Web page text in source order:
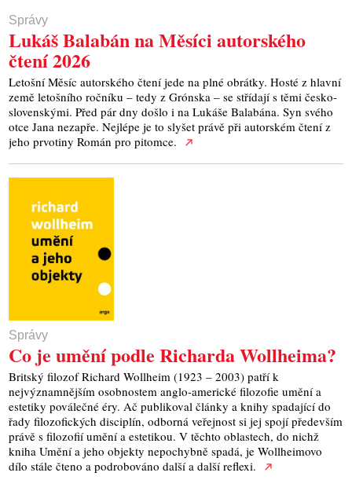
Správy
Lukáš Balabán na Měsíci autorského
čtení 2026
Letošní Měsíc autorského čtení jede na plné obrátky. Hosté z hlavní
země letošního ročníku – tedy z Grónska – se střídají s těmi česko-
slovenskými. Před pár dny došlo i na Lukáše Balabána. Syn svého
otce Jana nezapře. Nejlépe je to slyšet právě při autorském čtení z
jeho prvotiny Román pro pitomce.
Správy
Co je umění podle Richarda Wollheima?
Britský filozof Richard Wollheim (1923 – 2003) patří k
nejvýznamnějším osobnostem anglo-americké filozofie umění a
estetiky poválečné éry. Ač publikoval články a knihy spadající do
řady filozofických disciplín, odborná veřejnost si jej spojí především
právě s filozofií umění a estetikou. V těchto oblastech, do nichž
kniha Umění a jeho objekty nepochybně spadá, je Wollheimovo
dílo stále čteno a podrobováno další a další reflexi.